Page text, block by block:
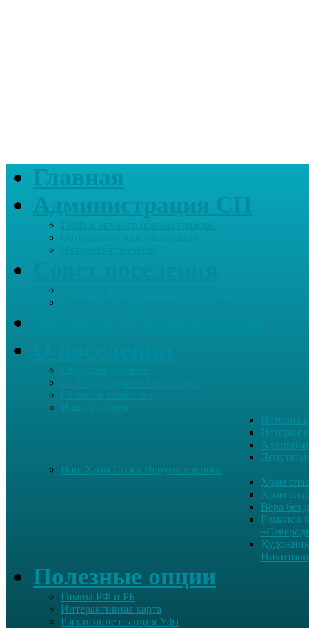
Главная
Наша история
История
История
Наш Храм Спаса Нерукотворного
Храм
Храм
Вера без
Романов
Полезные опции
Гимны РФ и РБ
Интерактивная карта
Расписание станция Уфа